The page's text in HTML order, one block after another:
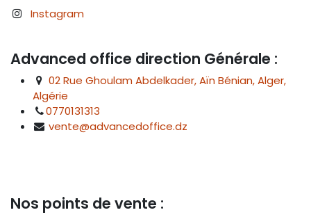
Instagram
Advanced office direction Générale :
02 Rue Ghoulam Abdelkader, Aïn Bénian, Alger,
Algérie
0770131313
vente@advancedoffice.dz
Nos points de vente :